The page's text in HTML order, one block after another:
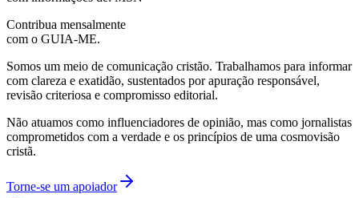
Contribua mensalmente
com o GUIA-ME.
Somos um meio de comunicação cristão. Trabalhamos para informar
com clareza e exatidão, sustentados por apuração responsável,
revisão criteriosa e compromisso editorial.
Não atuamos como influenciadores de opinião, mas como jornalistas
comprometidos com a verdade e os princípios de uma cosmovisão
cristã.
Torne-se um apoiador